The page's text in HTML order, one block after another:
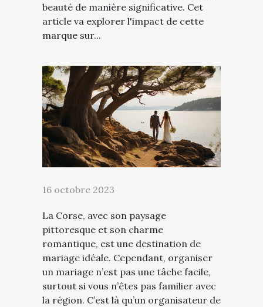
beauté de manière significative. Cet
article va explorer l'impact de cette
marque sur...
16 octobre 2023
La Corse, avec son paysage
pittoresque et son charme
romantique, est une destination de
mariage idéale. Cependant, organiser
un mariage n’est pas une tâche facile,
surtout si vous n’êtes pas familier avec
la région. C’est là qu’un organisateur de